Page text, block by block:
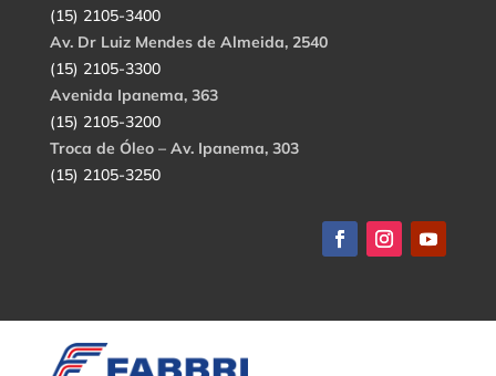
(15) 2105-3400
Av. Dr Luiz Mendes de Almeida, 2540
(15) 2105-3300
Avenida Ipanema, 363
(15) 2105-3200
Troca de Óleo – Av. Ipanema, 303
(15) 2105-3250